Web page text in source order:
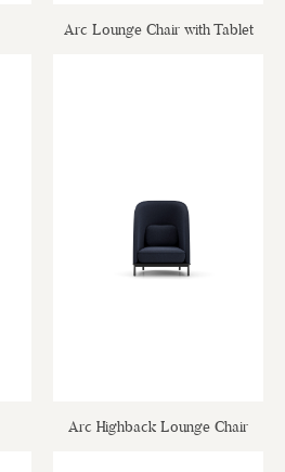
Arc Lounge Chair with Tablet
Arc Highback Lounge Chair